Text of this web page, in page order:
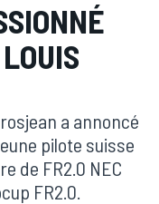
a annoncé
pilote suisse
de FR2.0 NEC
FR2.0.